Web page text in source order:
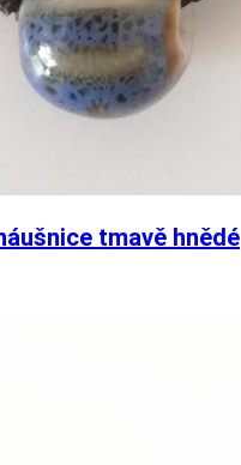
tmavě hnědé